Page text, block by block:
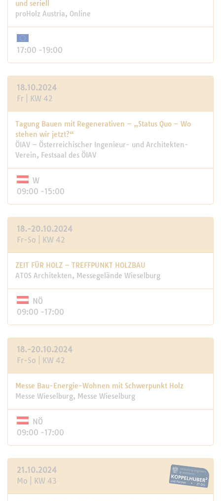
und seriell
proHolz Austria, Online
17:00 -19:00
18.10.2024
Fr | KW 42
Tagung Bauen mit Regenerativen – „Status Quo – Wo
stehen wir jetzt?“
ÖIAV – Österreichischer Ingenieur- und Architekten-
Verein, Festsaal des ÖIAV
W
09:00 -15:00
18.-20.10.2024
Fr-So | KW 42
ZEIT FÜR HOLZ – TREFFPUNKT HOLZBAU
ATOS Architekten, Messegelände Wieselburg
NÖ
09:00 -17:00
18.-20.10.2024
Fr-So | KW 42
Messe Bau-Energie-Wohnen mit Schwerpunkt Holz
Messe Wieselburg, Messe Wieselburg
NÖ
09:00 -17:00
21.10.2024
Mo | KW 43